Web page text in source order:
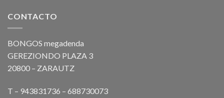
CONTACTO
BONGOS megadenda
GEREZIONDO PLAZA 3
20800 – ZARAUTZ
T – 943831736 – 688730073